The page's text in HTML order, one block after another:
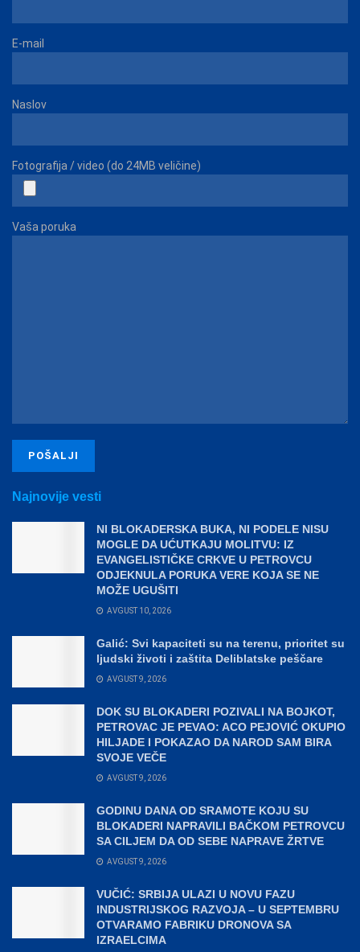
E-mail
Naslov
Fotografija / video (do 24MB veličine)
Vaša poruka
Najnovije vesti
NI BLOKADERSKA BUKA, NI PODELE NISU
MOGLE DA UĆUTKAJU MOLITVU: IZ
EVANGELISTIČKE CRKVE U PETROVCU
ODJEKNULA PORUKA VERE KOJA SE NE
MOŽE UGUŠITI
AVGUST 10, 2026
Galić: Svi kapaciteti su na terenu, prioritet su
ljudski životi i zaštita Deliblatske peščare
AVGUST 9, 2026
DOK SU BLOKADERI POZIVALI NA BOJKOT,
PETROVAC JE PEVAO: ACO PEJOVIĆ OKUPIO
HILJADE I POKAZAO DA NAROD SAM BIRA
SVOJE VEČE
AVGUST 9, 2026
GODINU DANA OD SRAMOTE KOJU SU
BLOKADERI NAPRAVILI BAČKOM PETROVCU
SA CILJEM DA OD SEBE NAPRAVE ŽRTVE
AVGUST 9, 2026
VUČIĆ: SRBIJA ULAZI U NOVU FAZU
INDUSTRIJSKOG RAZVOJA – U SEPTEMBRU
OTVARAMO FABRIKU DRONOVA SA
IZRAELCIMA